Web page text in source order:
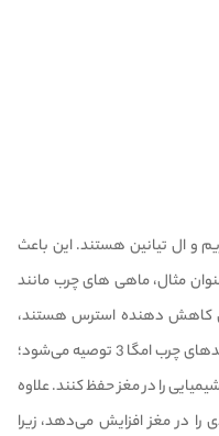
و ال تیانین هستند. این باعث
مثال، ماهی های چرب مانند
کاهش دهنده استرس هستند،
سرشار از اسیدهای چرب امگا 3 هستند. اسیدهای چرب امگا 3 توصیه می‌شود؛
را در مغز حفظ کنند. علاوه
را در مغز افزایش می‌دهد، زیرا